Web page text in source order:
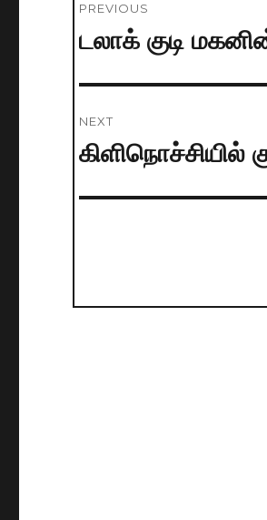
navigation
PREVIOUS
Previous
டலாக் குடி
NEXT
Next
கிளிநொச்சியில்